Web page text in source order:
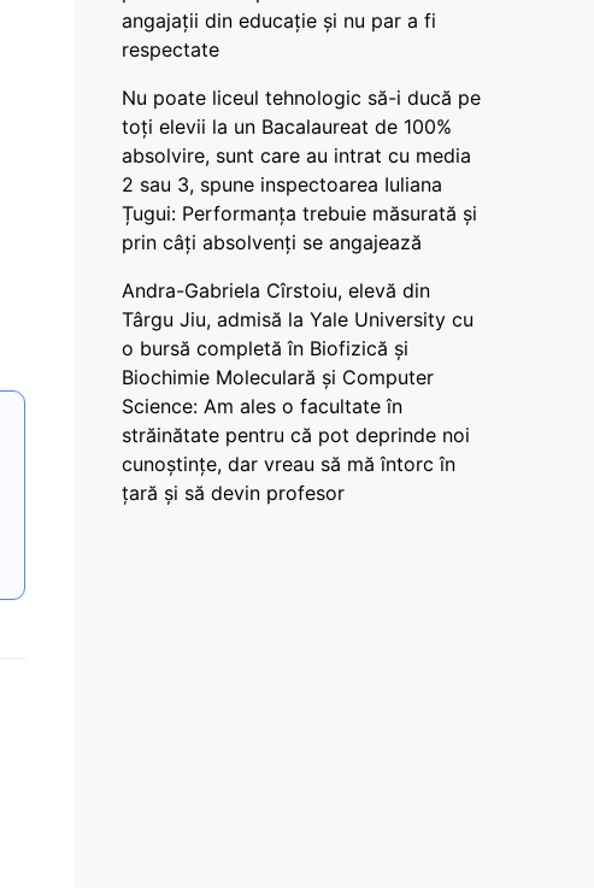
angajații din educație și nu par a fi
respectate
Nu poate liceul tehnologic să-i ducă pe
toți elevii la un Bacalaureat de 100%
absolvire, sunt care au intrat cu media
2 sau 3, spune inspectoarea Iuliana
Țugui: Performanța trebuie măsurată și
prin câți absolvenți se angajează
Andra-Gabriela Cîrstoiu, elevă din
Târgu Jiu, admisă la Yale University cu
o bursă completă în Biofizică și
Biochimie Moleculară și Computer
Science: Am ales o facultate în
străinătate pentru că pot deprinde noi
cunoștințe, dar vreau să mă întorc în
țară și să devin profesor